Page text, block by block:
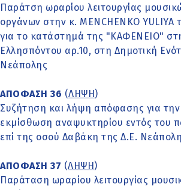
Παράτση ωραρίου λειτουργίας
οργάνων στην κ. MENCHENKO YULIYA
για το κατάστημά της "ΚΑΦΕΝΕΙΟ"
Ελλησπόντου αρ.10, στη Δημοτική
Νεάπολης
ΑΠΟΦΑΣΗ 36 (ΛΗΨΗ )
Συζήτηση και λήψη απόφασης για την
εκμίσθωση αναψυκτηρίου εντός του
επί της οσού Δαβάκη της Δ.Ε.
ΑΠΟΦΑΣΗ 37 (ΛΗΨΗ )
Παράταση ωραρίου λειτουργίας